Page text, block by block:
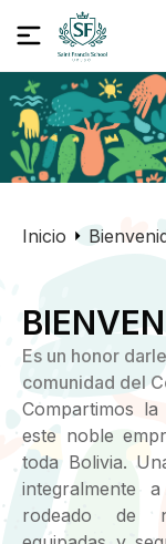
Inicio
Es un honor
comunidad del
Compartimos
este noble
toda Bolivia.
integralmente
rodeado de